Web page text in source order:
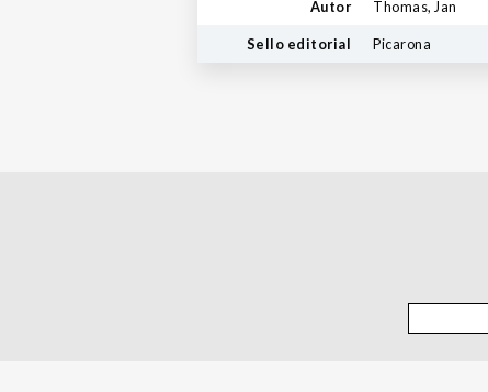
Autor Thomas, Jan
Sello editorial Picarona